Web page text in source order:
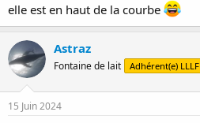
elle est en haut de la courbe
Astraz
Fontaine de lait Adhérent(e) LLLF
15 Juin 2024